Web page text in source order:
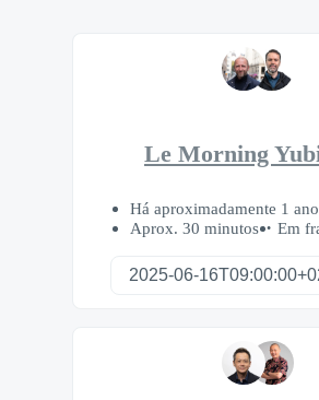
Le Morning
Há aproximadamente 1 ano
Aprox. 30 minutos
Em